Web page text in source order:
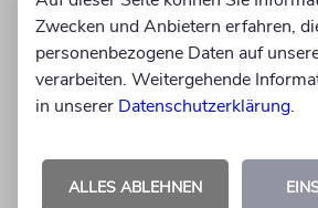
Warnung an
Griechenland
Zwecken und Anbietern erfahren,
personenbezogene Daten auf
verarbeiten. Weitergehende
in unserer Datenschutzerklärung.
ALLES ABLEHNEN